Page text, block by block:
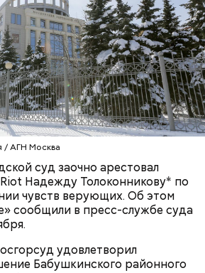
/ АГН Москва
суд заочно арестовал
Надежду Толоконникову* по
чувств верующих. Об этом
сообщили в пресс-службе суда
удовлетворил
Бабушкинского районного
Оценила малыша в тысячу
долларов: как мать попыталась
продать младенца в Москве
«Вечерней Москвы»
было несколько
нее была возможность
няни.
Шестеро жительниц Кабардино-
Балкарии продавали
несовершеннолетних в секс-
рабство в Бахрейн
Трамп, Путин и Жириновский: о
чем говорится в новых файлах по
делу Эпштейна
в размере 1,5
каждое убийство.